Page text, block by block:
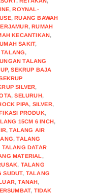
,ROYNAL-
,RUANG BAWAH
,RUMAH
KECANTIKAN,
SAKIT,
,
TALANG
,SEKRUP BAJA
SILVER,
,SELURUH,
PIPA, SILVER,
PRODUK,
15CM 6 INCH,
,TALANG AIR
,TALANG
TALANG DATAR
MATERIAL ,
, TALANG
SUDUT, TALANG
,TANAH,
, TIDAK